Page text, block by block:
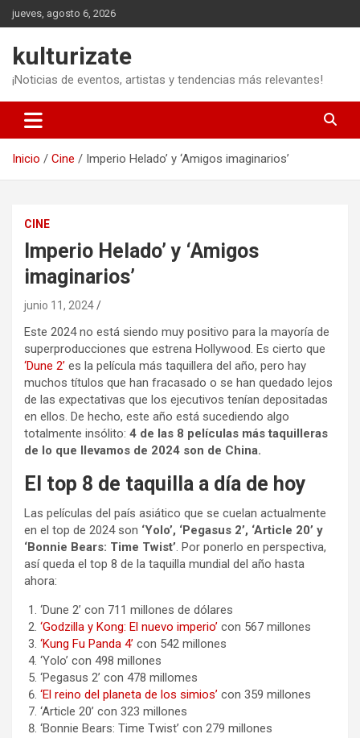
Saltar
al
jueves, agosto 6, 2026
kulturizate
¡Noticias de eventos, artistas y tendencias más relevantes!
Inicio Cine Imperio Helado’ y ‘Amigos imaginarios’
CINE
Imperio Helado’ y ‘Amigos
imaginarios’
junio 11, 2024
Este 2024 no está siendo muy positivo para la mayoría de
superproducciones que estrena Hollywood. Es cierto que
‘Dune 2’ es la película más taquillera del año, pero hay
muchos títulos que han fracasado o se han quedado lejos
de las expectativas que los ejecutivos tenían depositadas
en ellos. De hecho, este año está sucediendo algo
totalmente insólito: 4 de las 8 películas más taquilleras
de lo que llevamos de 2024 son de China.
El top 8 de taquilla a día de hoy
Las películas del país asiático que se cuelan actualmente
en el top de 2024 son ‘Yolo’, ‘Pegasus 2’, ‘Article 20’ y
‘Bonnie Bears: Time Twist’. Por ponerlo en perspectiva,
así queda el top 8 de la taquilla mundial del año hasta
ahora:
‘Dune 2’ con 711 millones de dólares
‘Godzilla y Kong: El nuevo imperio’ con 567 millones
‘Kung Fu Panda 4’ con 542 millones
‘Yolo’ con 498 millones
‘Pegasus 2’ con 478 millomes
‘El reino del planeta de los simios’ con 359 millones
‘Article 20’ con 323 millones
‘Bonnie Bears: Time Twist’ con 279 millones